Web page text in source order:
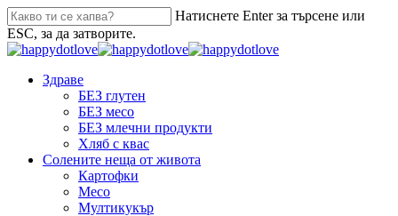
Натиснете Enter за търсене или
ESC, за да затворите.
Здраве
БЕЗ глутен
БЕЗ месо
БЕЗ млечни продукти
Хляб с квас
Солените неща от живота
Картофки
Месо
Мултикукър